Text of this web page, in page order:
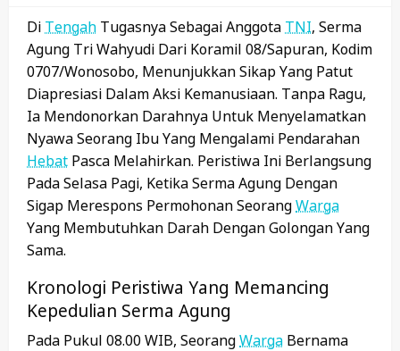
Di Tengah Tugasnya Sebagai Anggota TNI, Serma
Agung Tri Wahyudi Dari Koramil 08/Sapuran, Kodim
0707/Wonosobo, Menunjukkan Sikap Yang Patut
Diapresiasi Dalam Aksi Kemanusiaan. Tanpa Ragu,
Ia Mendonorkan Darahnya Untuk Menyelamatkan
Nyawa Seorang Ibu Yang Mengalami Pendarahan
Hebat Pasca Melahirkan. Peristiwa Ini Berlangsung
Pada Selasa Pagi, Ketika Serma Agung Dengan
Sigap Merespons Permohonan SeorangWarga
Yang Membutuhkan Darah Dengan Golongan Yang
Sama.
Kronologi Peristiwa Yang Memancing
Kepedulian Serma Agung
Pada Pukul 08.00 WIB, SeorangWarga Bernama